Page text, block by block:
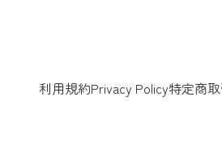
利用規約Privacy Policy特定商